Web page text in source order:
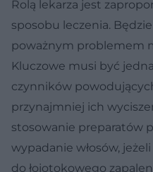
Rolą lekarza jest
sposobu leczenia.
poważnym problemem
Kluczowe musi być
czynników
przynajmniej ich
stosowanie preparatów
wypadanie włosów,
do łojotokowego